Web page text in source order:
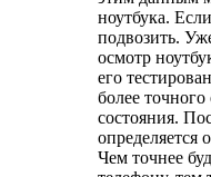
ноутбука.
подвозить.
осмотр
его
более точного
состояния.
определяется
Чем точнее